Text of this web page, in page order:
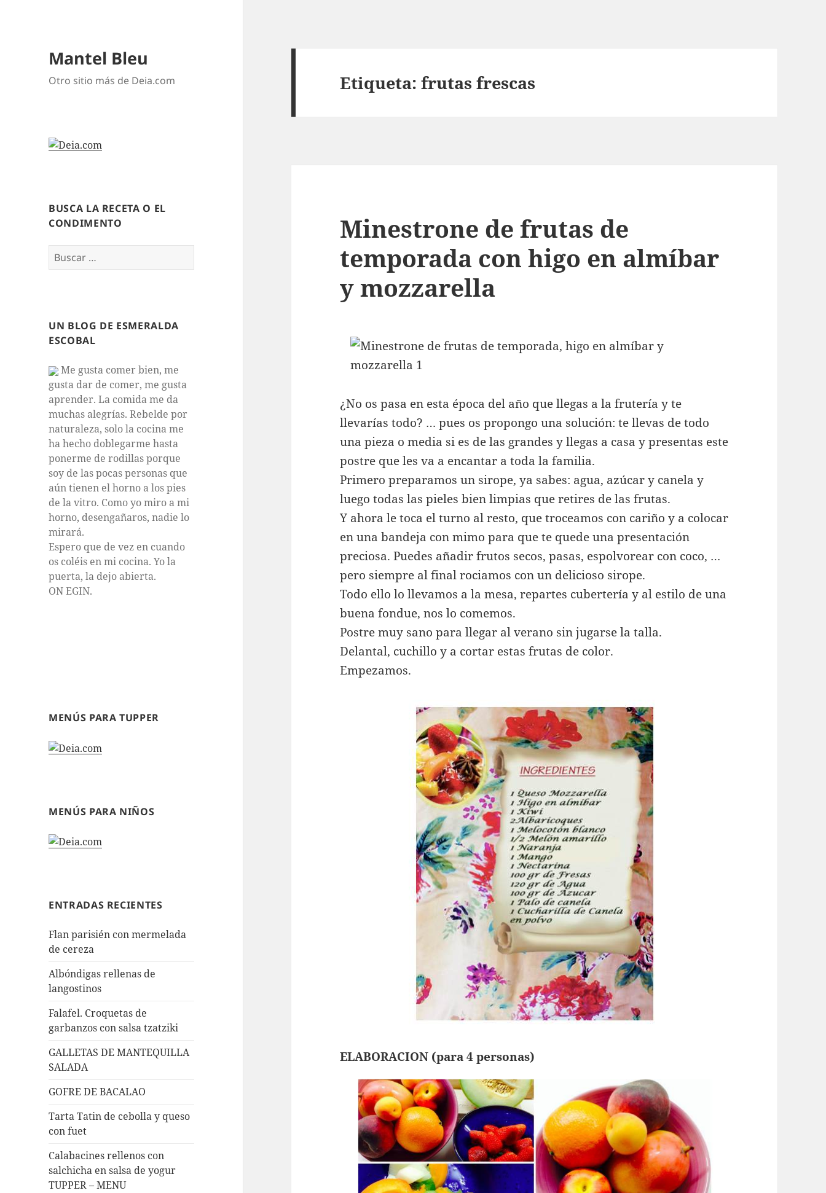
Mantel Bleu
Otro sitio más de Deia.com
BUSCA LA RECETA O EL
CONDIMENTO
Buscar:
UN BLOG DE ESMERALDA
ESCOBAL
Me gusta comer bien, me
gusta dar de comer, me gusta
aprender. La comida me da
muchas alegrías. Rebelde por
naturaleza, solo la cocina me
ha hecho doblegarme hasta
ponerme de rodillas porque
soy de las pocas personas que
aún tienen el horno a los pies
de la vitro. Como yo miro a mi
horno, desengañaros, nadie lo
mirará.
Espero que de vez en cuando
os coléis en mi cocina. Yo la
puerta, la dejo abierta.
ON EGIN.
MENÚS PARA TUPPER
MENÚS PARA NIÑOS
ENTRADAS RECIENTES
Flan parisién con mermelada
de cereza
Albóndigas rellenas de
langostinos
Falafel. Croquetas de
garbanzos con salsa tzatziki
GALLETAS DE MANTEQUILLA
SALADA
GOFRE DE BACALAO
Tarta Tatin de cebolla y queso
con fuet
Calabacines rellenos con
salchicha en salsa de yogur
TUPPER – MENU
Etiqueta:frutas frescas
Minestrone de frutas de
temporada con higo en almíbar
y mozzarella
¿No os pasa en esta época del año que llegas a la frutería y te
llevarías todo? … pues os propongo una solución: te llevas de todo
una pieza o media si es de las grandes y llegas a casa y presentas este
postre que les va a encantar a toda la familia.
Primero preparamos un sirope, ya sabes: agua, azúcar y canela y
luego todas las pieles bien limpias que retires de las frutas.
Y ahora le toca el turno al resto, que troceamos con cariño y a colocar
en una bandeja con mimo para que te quede una presentación
preciosa. Puedes añadir frutos secos, pasas, espolvorear con coco, …
pero siempre al final rociamos con un delicioso sirope.
Todo ello lo llevamos a la mesa, repartes cubertería y al estilo de una
buena fondue, nos lo comemos.
Postre muy sano para llegar al verano sin jugarse la talla.
Delantal, cuchillo y a cortar estas frutas de color.
Empezamos.
ELABORACION (para 4 personas)